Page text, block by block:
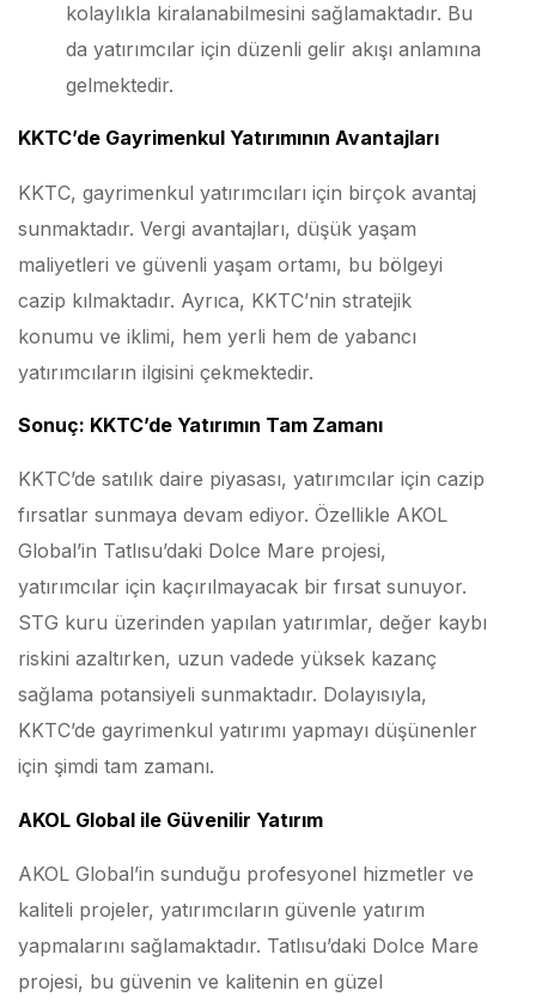
kolaylıkla kiralanabilmesini sağlamaktadır. Bu
da yatırımcılar için düzenli gelir akışı anlamına
gelmektedir.
KKTC’de Gayrimenkul Yatırımının Avantajları
KKTC, gayrimenkul yatırımcıları için birçok avantaj
sunmaktadır. Vergi avantajları, düşük yaşam
maliyetleri ve güvenli yaşam ortamı, bu bölgeyi
cazip kılmaktadır. Ayrıca, KKTC’nin stratejik
konumu ve iklimi, hem yerli hem de yabancı
yatırımcıların ilgisini çekmektedir.
Sonuç: KKTC’de Yatırımın Tam Zamanı
KKTC’de satılık daire piyasası, yatırımcılar için cazip
fırsatlar sunmaya devam ediyor. Özellikle AKOL
Global’in Tatlısu’daki Dolce Mare projesi,
yatırımcılar için kaçırılmayacak bir fırsat sunuyor.
STG kuru üzerinden yapılan yatırımlar, değer kaybı
riskini azaltırken, uzun vadede yüksek kazanç
sağlama potansiyeli sunmaktadır. Dolayısıyla,
KKTC’de gayrimenkul yatırımı yapmayı düşünenler
için şimdi tam zamanı.
AKOL Global ile Güvenilir Yatırım
AKOL Global’in sunduğu profesyonel hizmetler ve
kaliteli projeler, yatırımcıların güvenle yatırım
yapmalarını sağlamaktadır. Tatlısu’daki Dolce Mare
projesi, bu güvenin ve kalitenin en güzel